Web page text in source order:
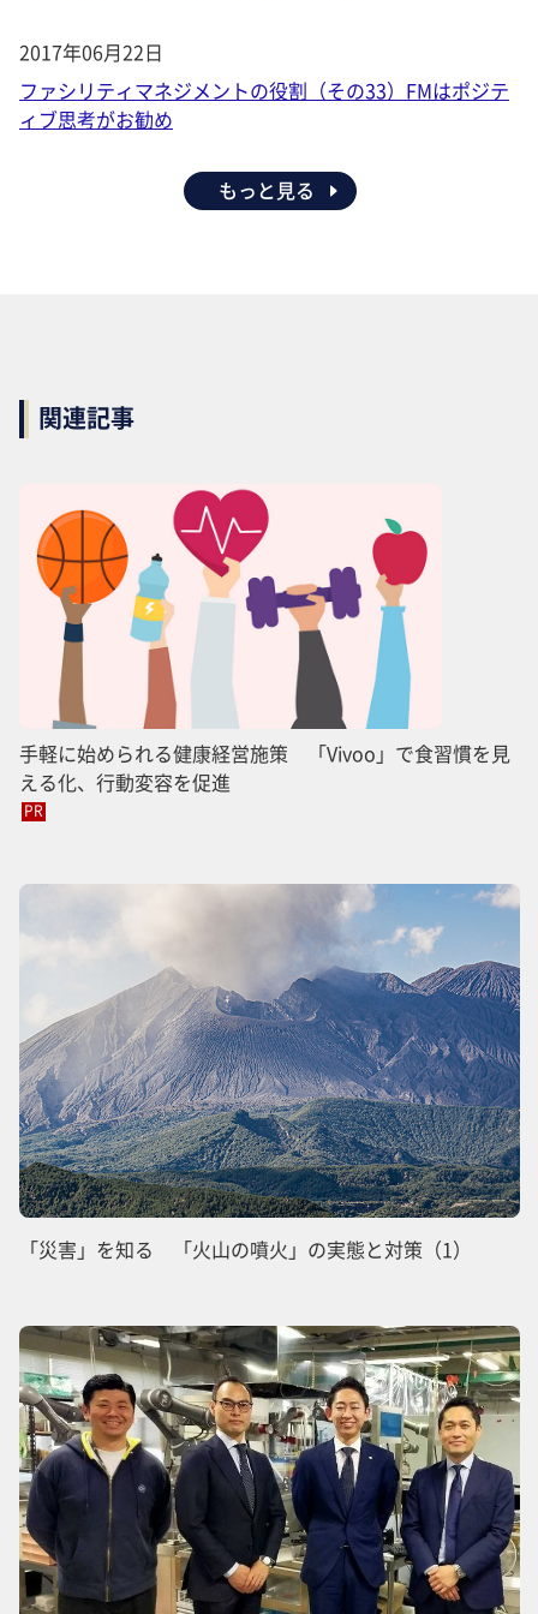
2017年06月22日
ファシリティマネジメントの役割（その33）FMはポジテ
ィブ思考がお勧め
もっと見る
関連記事
手軽に始められる健康経営施策 「Vivoo」で食習慣を見
える化、行動変容を促進
PR
「災害」を知る 「火山の噴火」の実態と対策（1）